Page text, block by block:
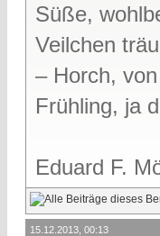
Süße,
Veilchen
– Horch,
Frühling, ja
Eduard F.
15.12.2013, 00:13